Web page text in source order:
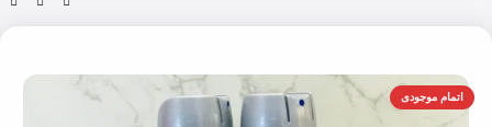
اتمام موجودی